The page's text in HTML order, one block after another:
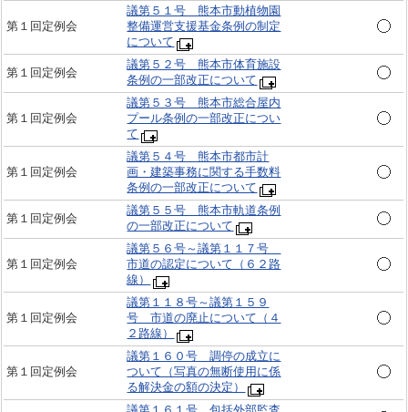
第１回定例会
議第５１号 熊本市動植物園
整備運営支援基金条例の制定
について
第１回定例会
議第５２号 熊本市体育施設
条例の一部改正について
第１回定例会
議第５３号 熊本市総合屋内
プール条例の一部改正につい
て
第１回定例会
議第５４号 熊本市都市計
画・建築事務に関する手数料
条例の一部改正について
第１回定例会
議第５５号 熊本市軌道条例
の一部改正について
第１回定例会
議第５６号～議第１１７号
市道の認定について（６２路
線）
第１回定例会
議第１１８号～議第１５９
号 市道の廃止について（４
２路線）
第１回定例会
議第１６０号 調停の成立に
ついて（写真の無断使用に係
る解決金の額の決定）